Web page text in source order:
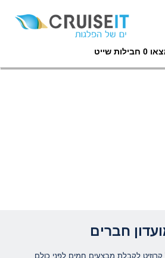
חבילות שייט
חברים
לקבלת מבצעים חמים לפני כולם